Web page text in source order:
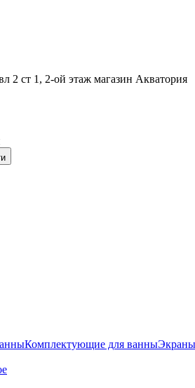
2 ст 1, 2-ой этаж магазин Акватория
Комплектующие для ванны